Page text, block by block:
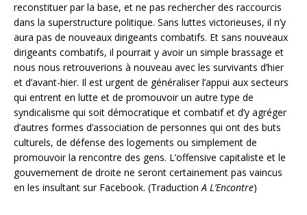
reconstituer par la base, et ne pas rechercher des raccourcis
dans la superstructure politique. Sans luttes victorieuses, il n’y
aura pas de nouveaux dirigeants combatifs. Et sans nouveaux
dirigeants combatifs, il pourrait y avoir un simple brassage et
nous nous retrouverions à nouveau avec les survivants d’hier
et d’avant-hier. Il est urgent de généraliser l’appui aux secteurs
qui entrent en lutte et de promouvoir un autre type de
syndicalisme qui soit démocratique et combatif et d’y agréger
d’autres formes d’association de personnes qui ont des buts
culturels, de défense des logements ou simplement de
promouvoir la rencontre des gens. L’offensive capitaliste et le
gouvernement de droite ne seront certainement pas vaincus
en les insultant sur Facebook. (TraductionA L’Encontre)